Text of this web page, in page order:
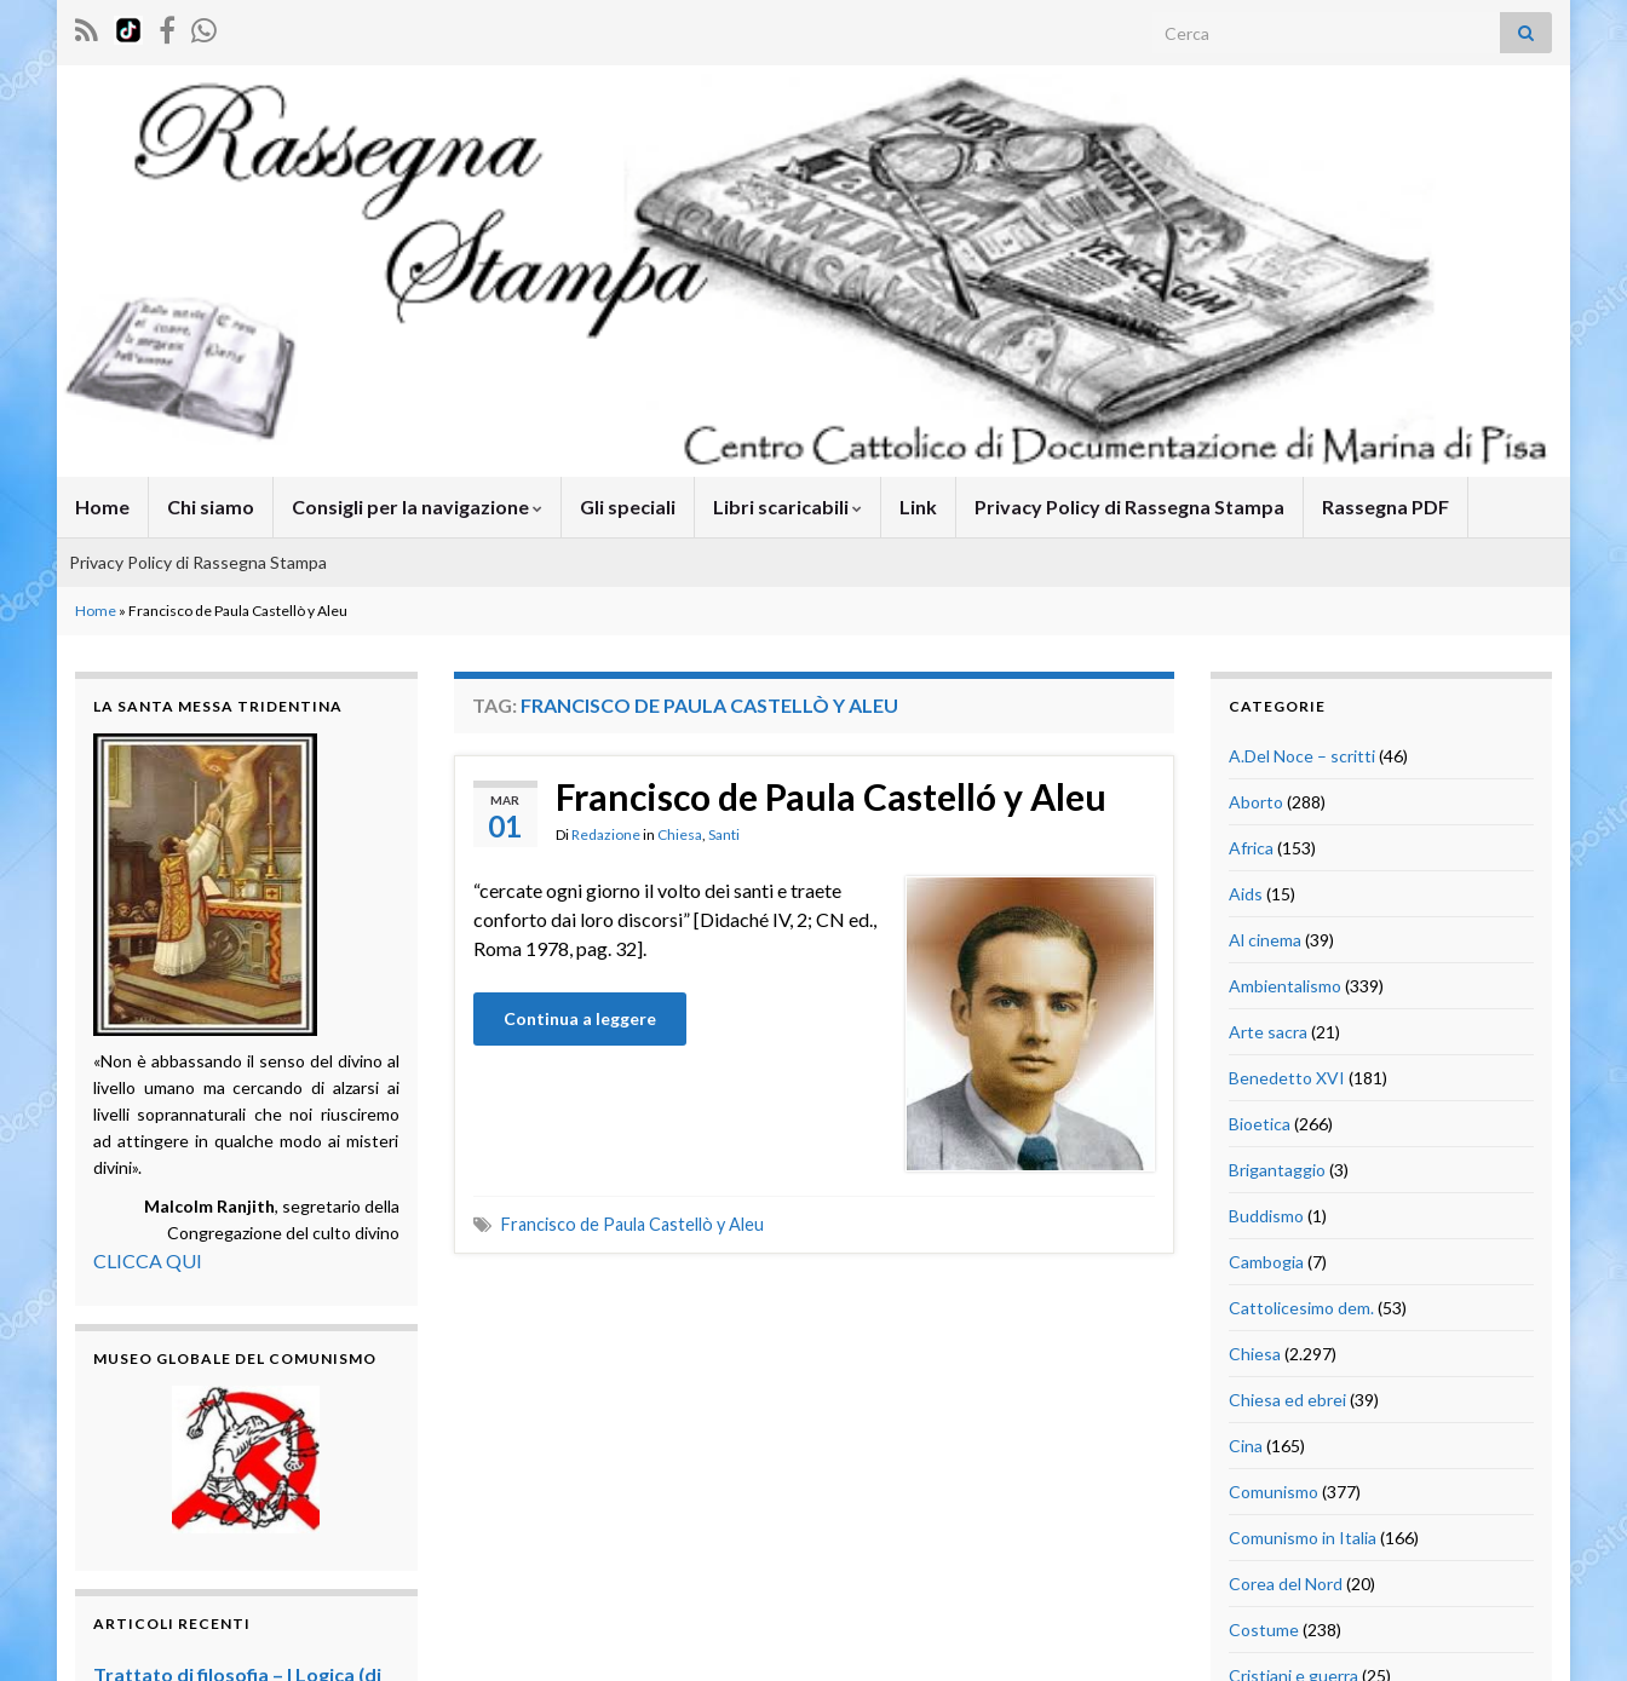
Search for:
Home Chi siamo Consigli per la navigazione Gli speciali Libri scaricabili Link Privacy Policy di Rassegna Stampa Rassegna PDF
Privacy Policy di Rassegna Stampa
Home » Francisco de Paula Castellò y Aleu
TAG: FRANCISCO DE PAULA CASTELLÒ Y ALEU
MAR
01
Francisco de Paula Castelló y Aleu
DiRedazionein Chiesa Santi
“cercate ogni giorno il volto dei santi e traete
conforto dai loro discorsi” [Didaché IV, 2; CN ed.,
Roma 1978, pag. 32].
Continua a leggere
Francisco de Paula Castellò y Aleu
LA SANTA MESSA TRIDENTINA
«Non è abbassando il senso del divino al
livello umano ma cercando di alzarsi ai
livelli soprannaturali che noi riusciremo
ad attingere in qualche modo ai misteri
divini».
Malcolm Ranjith, segretario della
Congregazione del culto divino
CLICCA QUI
MUSEO GLOBALE DEL COMUNISMO
ARTICOLI RECENTI
Trattato di filosofia – I Logica (di
CATEGORIE
A.Del Noce – scritti(46)
Aborto (288)
Africa (153)
Aids (15)
Al cinema (39)
Ambientalismo (339)
Arte sacra (21)
Benedetto XVI (181)
Bioetica (266)
Brigantaggio (3)
Buddismo (1)
Cambogia (7)
Cattolicesimo dem.(53)
Chiesa (2.297)
Chiesa ed ebrei(39)
Cina (165)
Comunismo (377)
Comunismo in Italia (166)
Corea del Nord (20)
Costume(238)
Cristiani e guerra (25)